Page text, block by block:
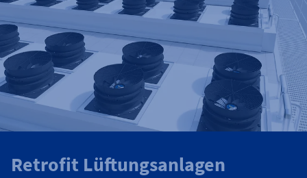
Retrofit Lüftungsanlagen